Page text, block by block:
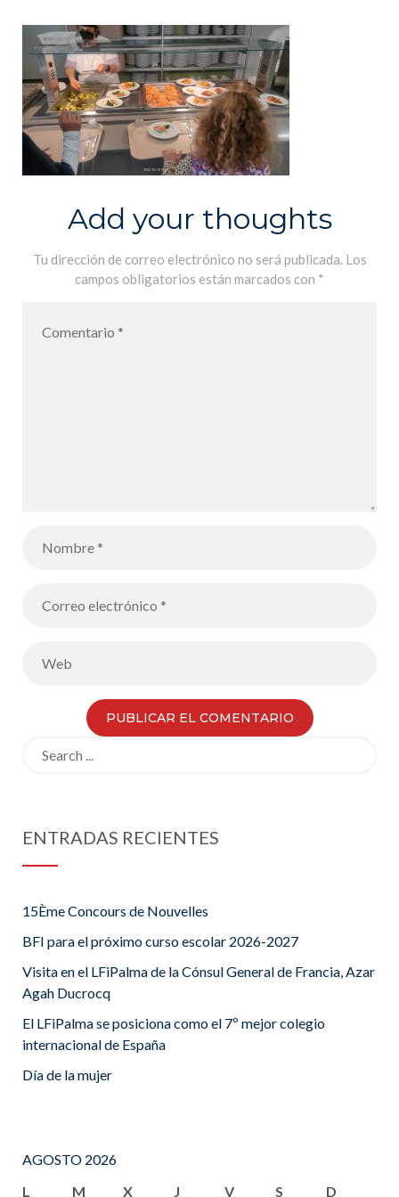
Add your thoughts
Tu dirección de correo electrónico no será publicada. Los
campos obligatorios están marcados con *
ENTRADAS RECIENTES
15Ème Concours de Nouvelles
BFI para el próximo curso escolar 2026-2027
Visita en el LFiPalma de la Cónsul General de Francia, Azar
Agah Ducrocq
El LFiPalma se posiciona como el 7º mejor colegio
internacional de España
Día de la mujer
AGOSTO 2026
L
M X J V S D